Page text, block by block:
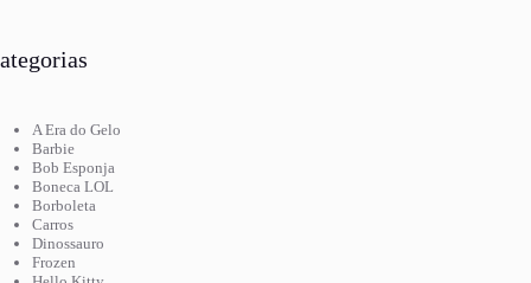
A Era do Gelo
Barbie
Bob Esponja
Boneca LOL
Borboleta
Carros
Dinossauro
Frozen